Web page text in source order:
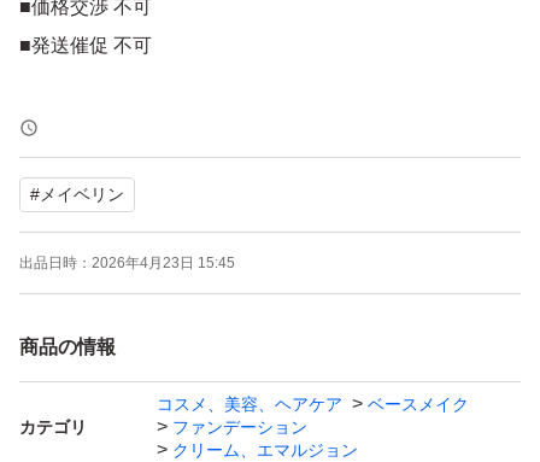
■価格交渉 不可
■発送催促 不可
発送までの期間は余裕をもって3~7日に設定しています。
急ぎの方はご遠慮ください。待てる方のみお願いします。
ガラス商品以外は簡易梱包です。
素人検品ですので、どうしても見落とし等ある場合がござ
専用ページ等は一切しません。
出品されている商品でご検討下さい。
#メイベリン
出品日時： 2026年4月23日 15:45
商品の情報
カテゴリ
コスメ、美容、ヘアケア
ベースメイク
ファンデーション
クリーム、エマルジョン